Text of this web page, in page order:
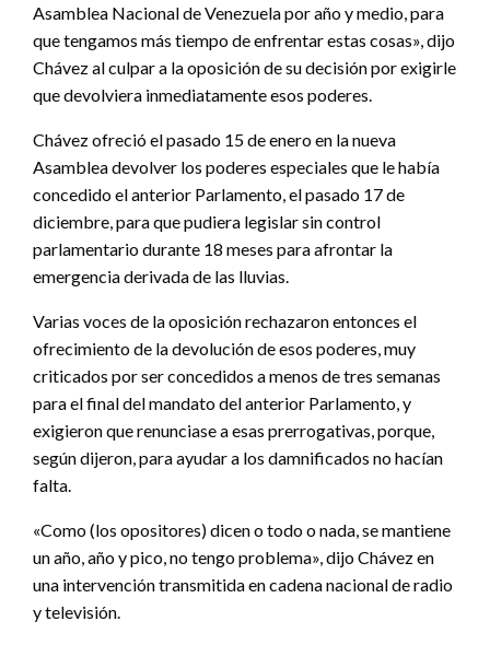
Asamblea Nacional de Venezuela por año y medio, para
que tengamos más tiempo de enfrentar estas cosas», dijo
Chávez al culpar a la oposición de su decisión por exigirle
que devolviera inmediatamente esos poderes.
Chávez ofreció el pasado 15 de enero en la nueva
Asamblea devolver los poderes especiales que le había
concedido el anterior Parlamento, el pasado 17 de
diciembre, para que pudiera legislar sin control
parlamentario durante 18 meses para afrontar la
emergencia derivada de las lluvias.
Varias voces de la oposición rechazaron entonces el
ofrecimiento de la devolución de esos poderes, muy
criticados por ser concedidos a menos de tres semanas
para el final del mandato del anterior Parlamento, y
exigieron que renunciase a esas prerrogativas, porque,
según dijeron, para ayudar a los damnificados no hacían
falta.
«Como (los opositores) dicen o todo o nada, se mantiene
un año, año y pico, no tengo problema», dijo Chávez en
una intervención transmitida en cadena nacional de radio
y televisión.